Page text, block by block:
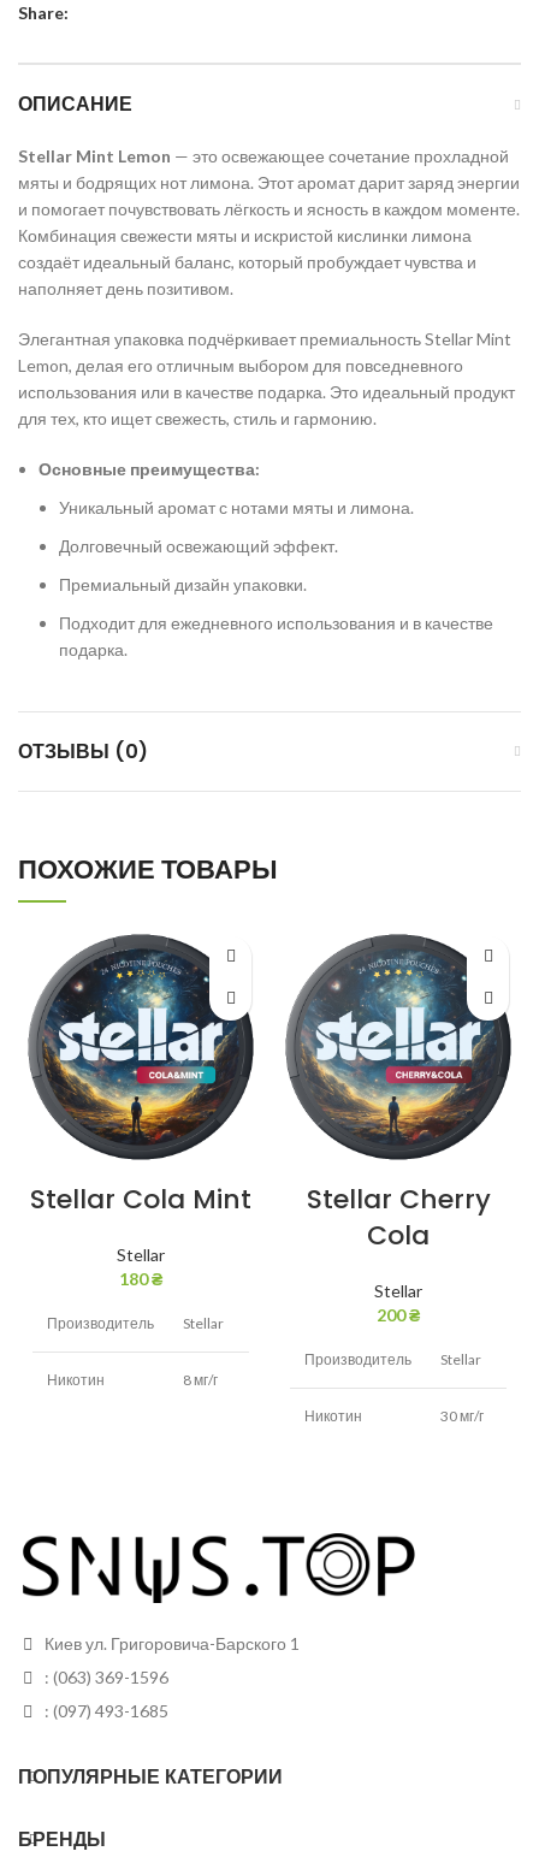
Share:
ОПИСАНИЕ
Stellar Mint Lemon — это освежающее сочетание прохладной
мяты и бодрящих нот лимона. Этот аромат дарит заряд энергии
и помогает почувствовать лёгкость и ясность в каждом моменте.
Комбинация свежести мяты и искристой кислинки лимона
создаёт идеальный баланс, который пробуждает чувства и
наполняет день позитивом.
Элегантная упаковка подчёркивает премиальность Stellar Mint
Lemon, делая его отличным выбором для повседневного
использования или в качестве подарка. Это идеальный продукт
для тех, кто ищет свежесть, стиль и гармонию.
Основные преимущества:
Уникальный аромат с нотами мяты и лимона.
Долговечный освежающий эффект.
Премиальный дизайн упаковки.
Подходит для ежедневного использования и в качестве
подарка.
ОТЗЫВЫ (0)
ПОХОЖИЕ ТОВАРЫ
Stellar Cola Mint
Stellar
180₴
Производитель Stellar
Никотин 8 мг/г
Грамм в банке 12
банке
Stellar Cherry
Cola
Stellar
200₴
Производитель Stellar
Никотин 30 мг/г
Вид
Киев ул. Григоровича-Барского 1
: (063) 369-1596
: (097) 493-1685
ПОПУЛЯРНЫЕ КАТЕГОРИИ
БРЕНДЫ